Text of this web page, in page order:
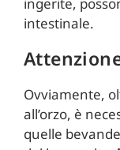
intestinale.
Ovviamente,
all’orzo, è
quelle